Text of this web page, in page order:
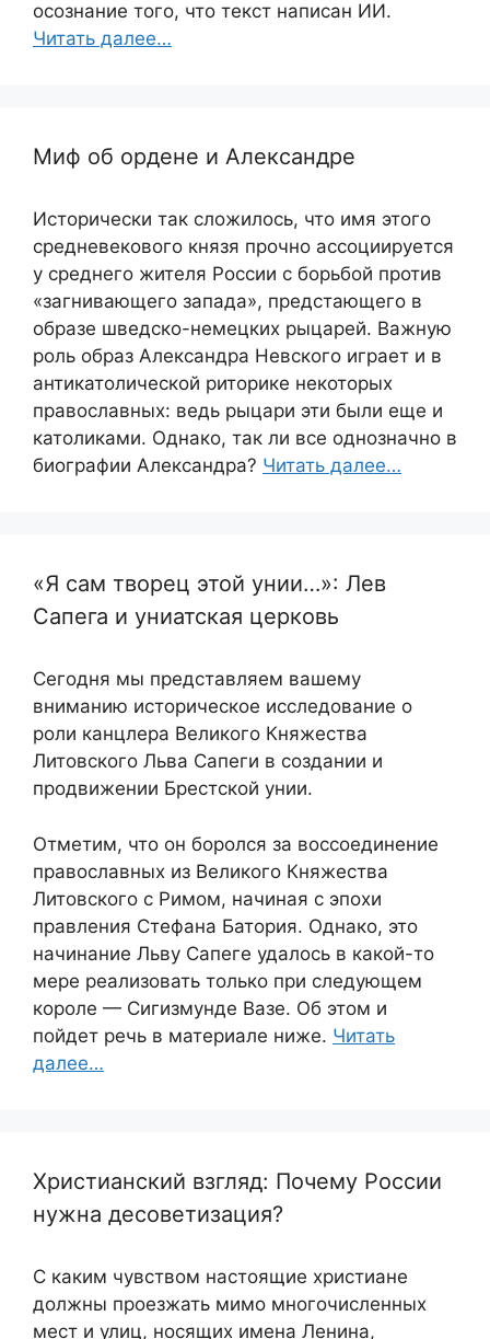
осознание того, что текст написан ИИ.
Читать далее…
Миф об ордене и Александре
Исторически так сложилось, что имя этого
средневекового князя прочно ассоциируется
у среднего жителя России с борьбой против
«загнивающего запада», предстающего в
образе шведско-немецких рыцарей. Важную
роль образ Александра Невского играет и в
антикатолической риторике некоторых
православных: ведь рыцари эти были еще и
католиками. Однако, так ли все однозначно в
биографии Александра? Читать далее…
«Я сам творец этой унии…»: Лев
Сапега и униатская церковь
Сегодня мы представляем вашему
вниманию историческое исследование о
роли канцлера Великого Княжества
Литовского Льва Сапеги в создании и
продвижении Брестской унии.
Отметим, что он боролся за воссоединение
православных из Великого Княжества
Литовского с Римом, начиная с эпохи
правления Стефана Батория. Однако, это
начинание Льву Сапеге удалось в какой-то
мере реализовать только при следующем
короле — Сигизмунде Вазе. Об этом и
пойдет речь в материале ниже. Читать
далее…
Христианский взгляд: Почему России
нужна десоветизация?
С каким чувством настоящие христиане
должны проезжать мимо многочисленных
мест и улиц, носящих имена Ленина,